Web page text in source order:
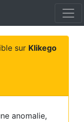
sur Klikego
anomalie,